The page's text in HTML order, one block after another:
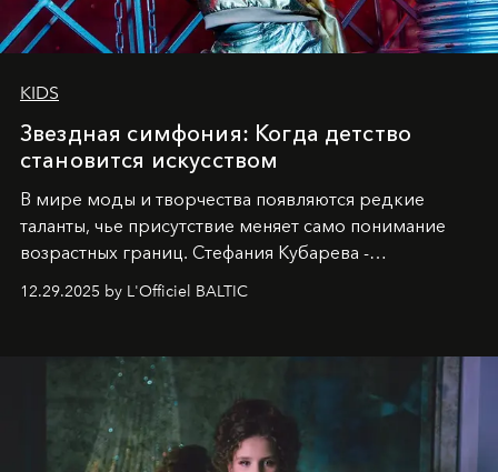
KIDS
Звездная симфония: Когда детство
становится искусством
В мире моды и творчества появляются редкие
таланты, чье присутствие меняет само понимание
возрастных границ. Стефания Кубарева -
харизмы, чье имя уже украшает обложки
2025
и LUXIA June 2025, представляет собой
уникальное явление современной культуры.
12.29.2025 by L'Officiel BALTIC